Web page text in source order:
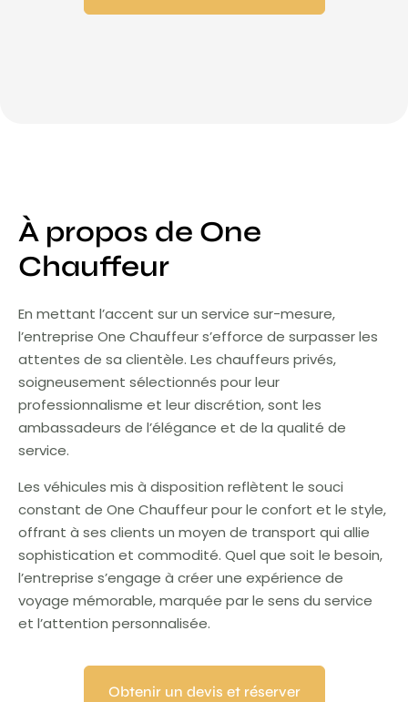
À propos de One
Chauffeur
En mettant l’accent sur un service sur-mesure,
l’entreprise One Chauffeur s’efforce de surpasser les
attentes de sa clientèle. Les chauffeurs privés,
soigneusement sélectionnés pour leur
professionnalisme et leur discrétion, sont les
ambassadeurs de l’élégance et de la qualité de
service.
Les véhicules mis à disposition reflètent le souci
constant de One Chauffeur pour le confort et le style,
offrant à ses clients un moyen de transport qui allie
sophistication et commodité. Quel que soit le besoin,
l’entreprise s’engage à créer une expérience de
voyage mémorable, marquée par le sens du service
et l’attention personnalisée.
Obtenir un devis et réserver